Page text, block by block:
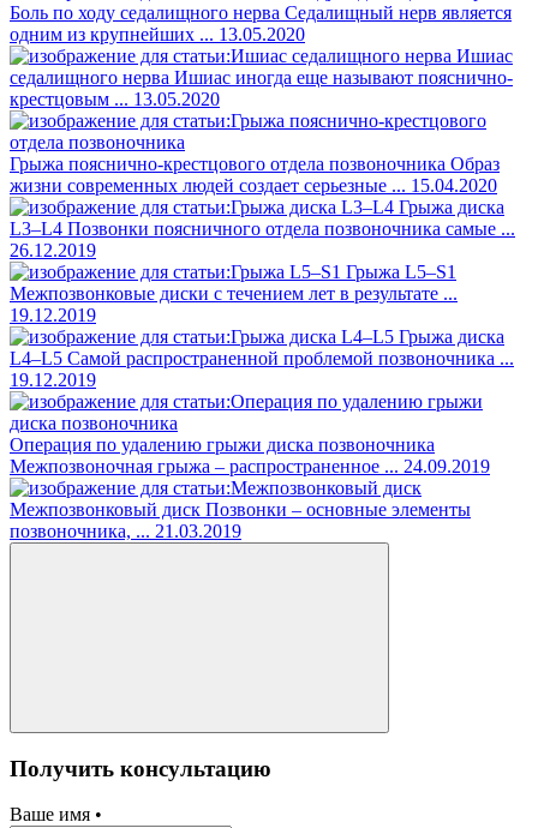
Боль по ходу седалищного нерва Седалищный нерв является
одним из крупнейших ... 13.05.2020
Ишиас
седалищного нерва Ишиас иногда еще называют пояснично-
крестцовым ... 13.05.2020
Грыжа пояснично-крестцового отдела позвоночника Образ
жизни современных людей создает серьезные ... 15.04.2020
Грыжа диска
L3–L4 Позвонки поясничного отдела позвоночника самые ...
26.12.2019
Грыжа L5–S1
Межпозвонковые диски с течением лет в результате ...
19.12.2019
Грыжа диска
L4–L5 Самой распространенной проблемой позвоночника ...
19.12.2019
Операция по удалению грыжи диска позвоночника
Межпозвоночная грыжа – распространенное ... 24.09.2019
Межпозвонковый диск Позвонки – основные элементы
позвоночника, ... 21.03.2019
Получить консультацию
Ваше имя •